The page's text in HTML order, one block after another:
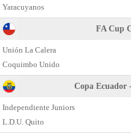
Yaracuyanos
FA Cup
Unión La Calera
Coquimbo Unido
Copa Ecuador
Independiente Juniors
L.D.U. Quito